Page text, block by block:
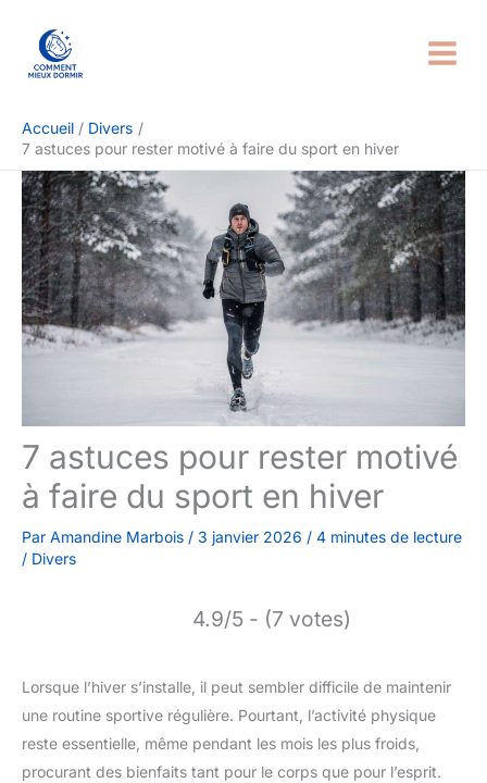
contenu
Accueil
Divers
7 astuces pour rester motivé à faire du sport en hiver
7 astuces pour rester motivé
à faire du sport en hiver
Par Amandine Marbois / 3 janvier 2026 / 4 minutes de lecture
/ Divers
4.9/5 - (7 votes)
Lorsque l’hiver s’installe, il peut sembler difficile de maintenir
une routine sportive régulière. Pourtant, l’activité physique
reste essentielle, même pendant les mois les plus froids,
procurant des bienfaits tant pour le corps que pour l’esprit.